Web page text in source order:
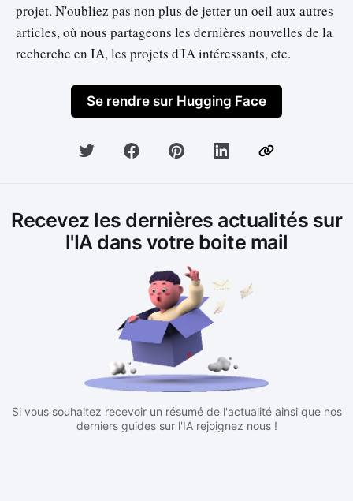
projet. N'oubliez pas non plus de jetter un oeil aux autres
articles, où nous partageons les dernières nouvelles de la
recherche en IA, les projets d'IA intéressants, etc.
Se rendre sur Hugging Face
Recevez les dernières actualités sur
l'IA dans votre boite mail
Si vous souhaitez recevoir un résumé de l'actualité ainsi que nos
derniers guides sur l'IA rejoignez nous !